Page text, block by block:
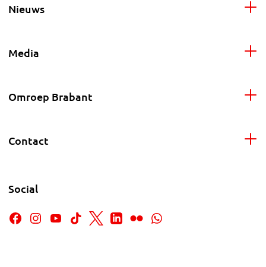
Nieuws
Media
Omroep Brabant
Contact
Social